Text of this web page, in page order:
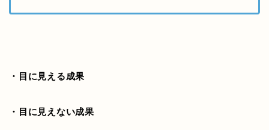
・目に見える成果
・目に見えない成果